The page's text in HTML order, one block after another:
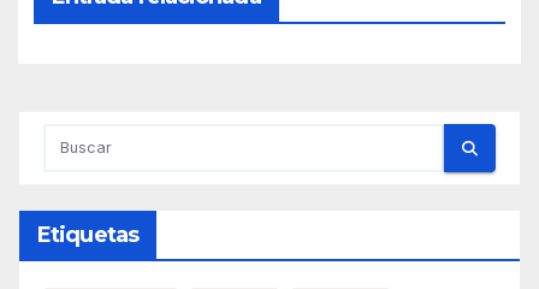
Etiquetas